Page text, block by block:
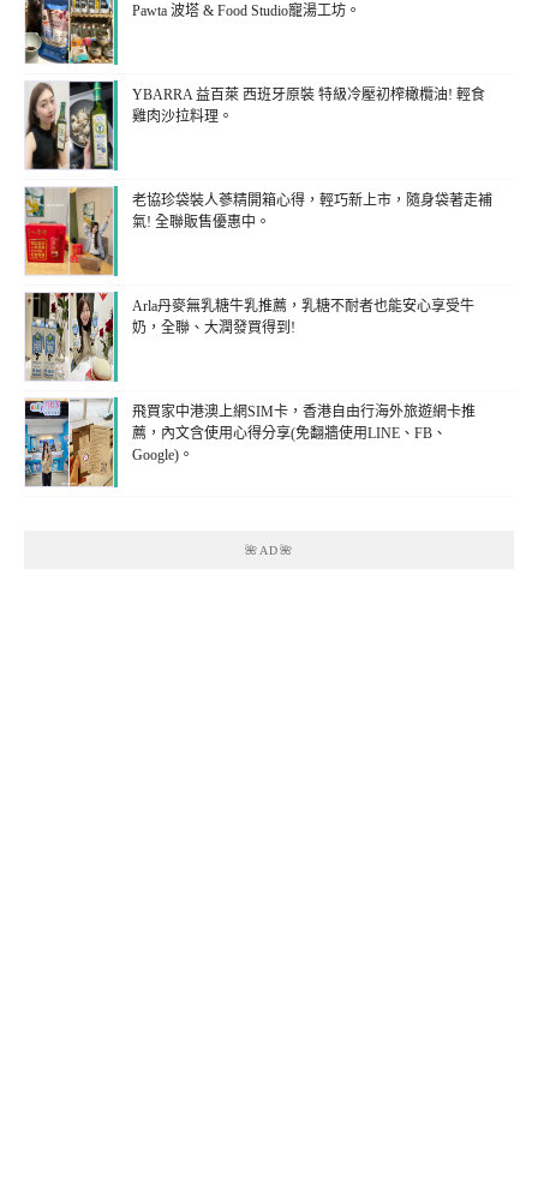
Pawta 波塔 & Food Studio寵湯工坊。
YBARRA 益百萊 西班牙原裝 特級冷壓初榨橄欖油! 輕食
雞肉沙拉料理。
老協珍袋裝人蔘精開箱心得，輕巧新上市，隨身袋著走補
氣! 全聯販售優惠中。
Arla丹麥無乳糖牛乳推薦，乳糖不耐者也能安心享受牛
奶，全聯、大潤發買得到!
飛買家中港澳上網SIM卡，香港自由行海外旅遊網卡推
薦，內文含使用心得分享(免翻牆使用LINE、FB、
Google)。
🌺AD🌺